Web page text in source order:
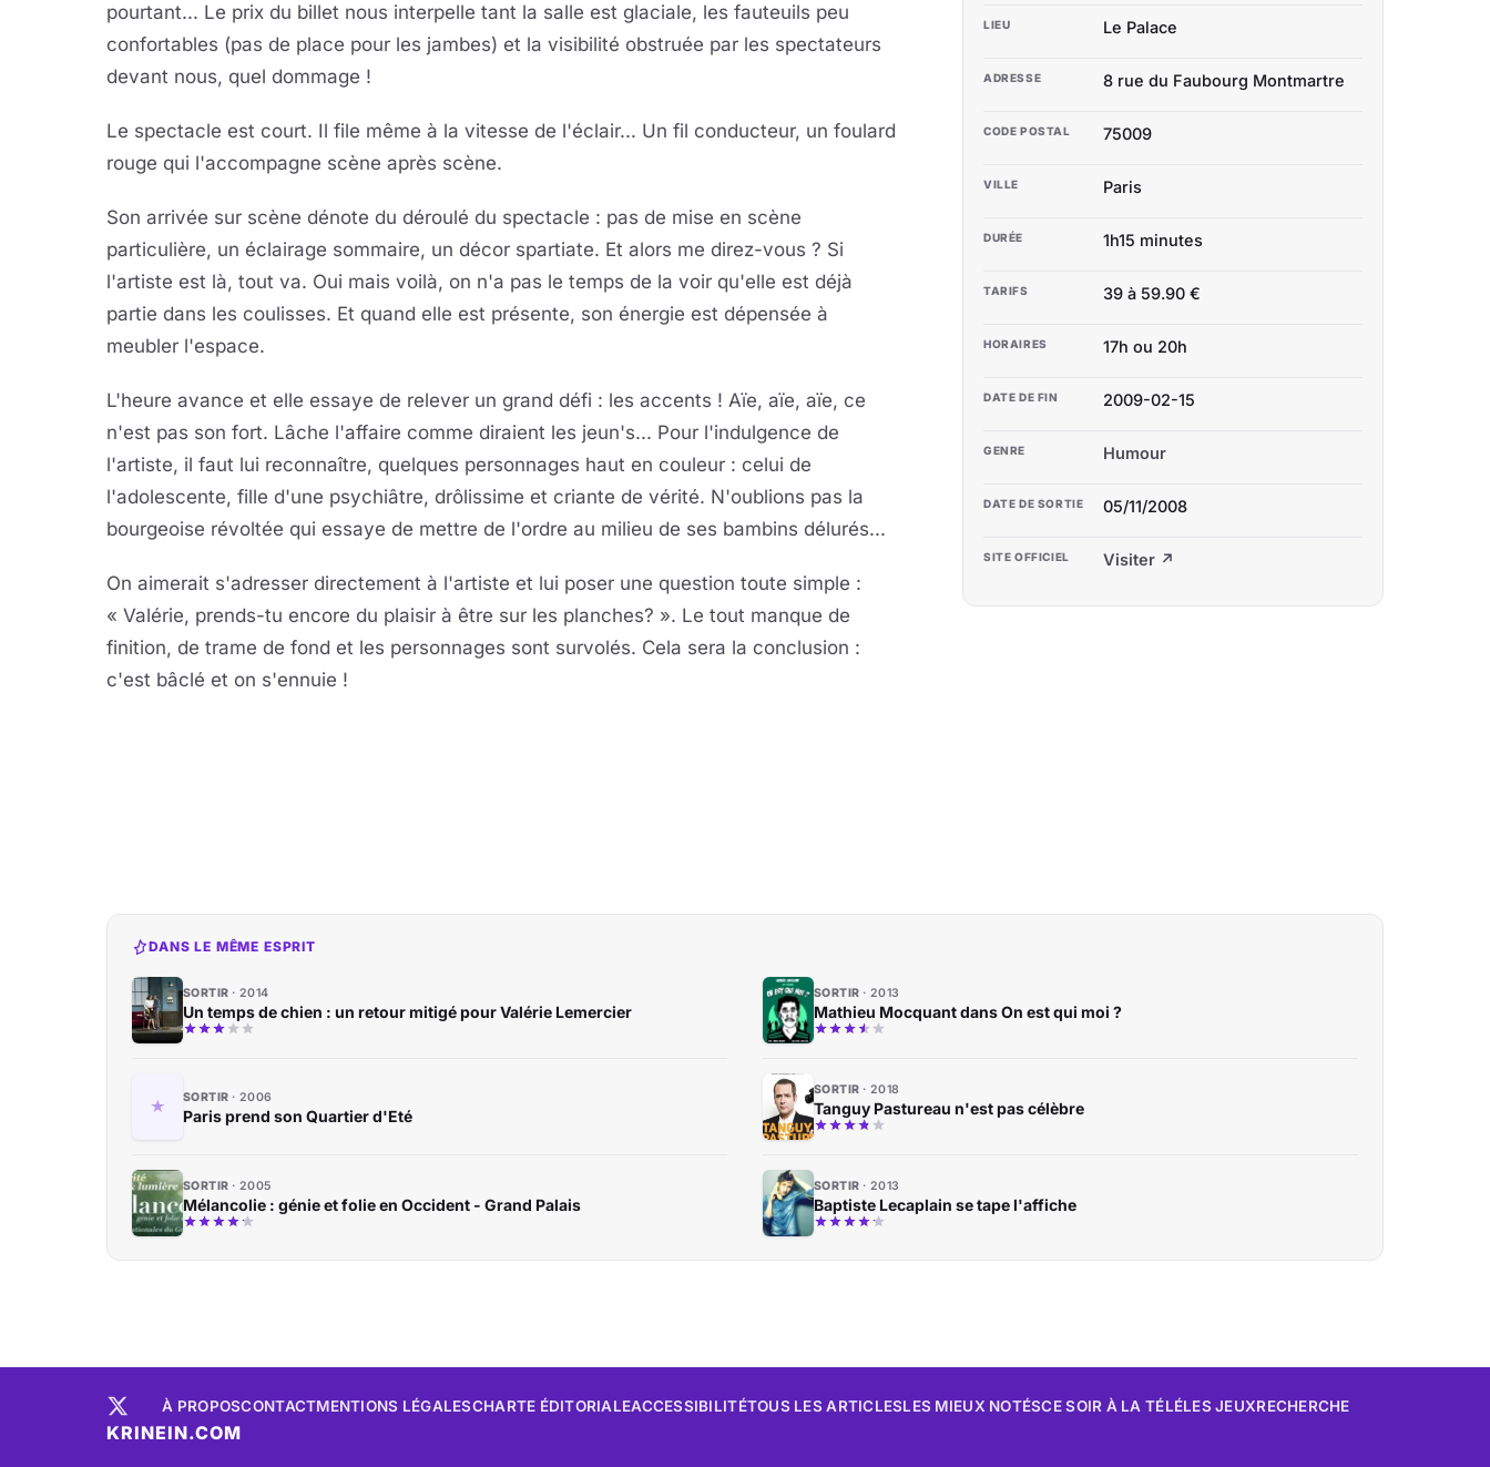
pourtant... Le prix du billet nous interpelle tant la salle est glaciale, les fauteuils peu
confortables (pas de place pour les jambes) et la visibilité obstruée par les spectateurs
devant nous, quel dommage !
Le spectacle est court. Il file même à la vitesse de l'éclair... Un fil conducteur, un foulard
rouge qui l'accompagne scène après scène.
Son arrivée sur scène dénote du déroulé du spectacle : pas de mise en scène
particulière, un éclairage sommaire, un décor spartiate. Et alors me direz-vous ? Si
l'artiste est là, tout va. Oui mais voilà, on n'a pas le temps de la voir qu'elle est déjà
partie dans les coulisses. Et quand elle est présente, son énergie est dépensée à
meubler l'espace.
L'heure avance et elle essaye de relever un grand défi : les accents ! Aïe, aïe, aïe, ce
n'est pas son fort. Lâche l'affaire comme diraient les jeun's... Pour l'indulgence de
l'artiste, il faut lui reconnaître, quelques personnages haut en couleur : celui de
l'adolescente, fille d'une psychiâtre, drôlissime et criante de vérité. N'oublions pas la
bourgeoise révoltée qui essaye de mettre de l'ordre au milieu de ses bambins délurés...
On aimerait s'adresser directement à l'artiste et lui poser une question toute simple :
« Valérie, prends-tu encore du plaisir à être sur les planches? ». Le tout manque de
finition, de trame de fond et les personnages sont survolés. Cela sera la conclusion :
c'est bâclé et on s'ennuie !
LIEU Le Palace
ADRESSE 8 rue du Faubourg Montmartre
CODE POSTAL 75009
VILLE Paris
DURÉE 1h15 minutes
TARIFS 39 à 59.90 €
HORAIRES 17h ou 20h
DATE DE FIN 2009-02-15
GENRE Humour
DATE DE SORTIE 05/11/2008
SITE OFFICIEL Visiter ↗
DANS LE MÊME ESPRIT
SORTIR 2014
Un temps de chien : un retour mitigé pour Valérie Lemercier
SORTIR 2013
Mathieu Mocquant dans On est qui moi ?
SORTIR 2006
Paris prend son Quartier d'Eté
SORTIR 2018
Tanguy Pastureau n'est pas célèbre
SORTIR 2005
Mélancolie : génie et folie en Occident - Grand Palais
SORTIR 2013
Baptiste Lecaplain se tape l'affiche
À PROPOSCONTACTMENTIONS LÉGALESCHARTE ÉDITORIALEACCESSIBILITÉTOUS LES ARTICLESLES MIEUX NOTÉSCE SOIR À LA TÉLÉLES JEUXRECHERCHE
KRINEIN.COM